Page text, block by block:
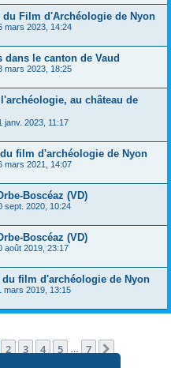
du Film d'Archéologie de Nyon
mars 2023, 14:24
dans le canton de Vaud
mars 2023, 18:25
au château de
janv. 2023, 11:17
film d'archéologie de Nyon
mars 2021, 14:07
Boscéaz (VD)
sept. 2020, 10:24
Boscéaz (VD)
août 2019, 23:17
film d'archéologie de Nyon
mars 2019, 13:15
1sur7
2 3 4 5 7